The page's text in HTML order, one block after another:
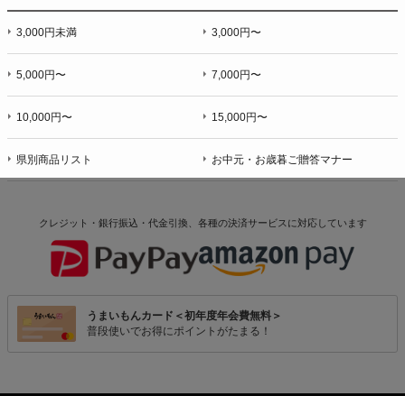
3,000円未満 3,000円〜
5,000円〜 7,000円〜
10,000円〜 15,000円〜
県別商品リスト お中元・お歳暮ご贈答マナー
クレジット・銀行振込・代金引換、各種の決済サービスに対応しています
うまいもんカード＜初年度年会費無料＞
普段使いでお得にポイントがたまる！